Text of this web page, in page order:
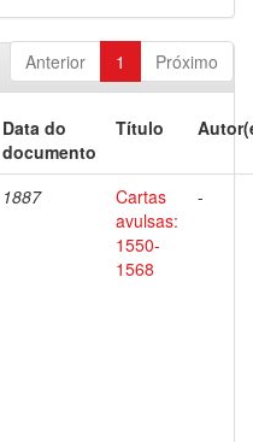
Anterior 1 Próximo
Data do
documento
Título
1887
Cartas
avulsas:
1550-
1568
-